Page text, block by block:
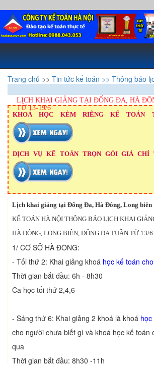
Trang chủ >> Tin tức kế toán >> Thông báo
LỊCH KHAI GIẢNG TẠI ĐỐNG ĐA, HÀ
TỪ 13-19/6
KHOÁ HỌC KÈM RIÊNG KẾ TOÁN
DỊCH VỤ KẾ TOÁN TRỌN GÓI GIÁ
Lịch khai giảng tại Đống Đa, Hà Đông, Long biên
KẾ TOÁN HÀ NỘI THÔNG BÁO LỊCH KHAI
HÀ ĐÔNG, LONG BIÊN, ĐỐNG ĐA TUẦN TỪ 13/6
1/ CƠ SỞ HÀ ĐÔNG:
- Tối thứ 2: Khai giảng khoá học kế toán
Thời gian bắt đầu: 6h - 8h30
Ca học tối thứ 2,4,6
- Sáng thứ 6: Khai giảng 2 khoá là khoá
cho người chưa biết gì và khoá học kế toán
qua
Thời gian bắt đầu: 8h30 -11h